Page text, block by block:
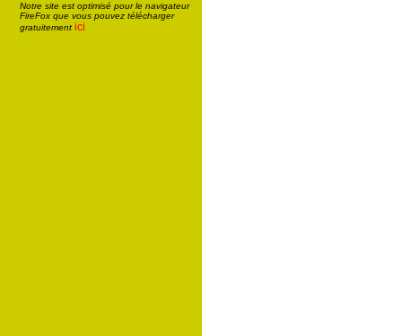
Notre site est optimisé pour le navigateur
FireFox que vous pouvez télécharger
gratuitement ici